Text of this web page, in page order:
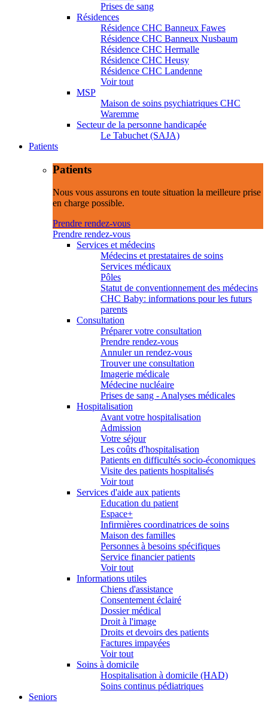
Prises de sang
Résidences
Résidence CHC Banneux Fawes
Résidence CHC Banneux Nusbaum
Résidence CHC Hermalle
Résidence CHC Heusy
Résidence CHC Landenne
Voir tout
MSP
Maison de soins psychiatriques CHC
Waremme
Secteur de la personne handicapée
Le Tabuchet (SAJA)
Patients
Patients
Nous vous assurons en toute situation la meilleure prise
en charge possible.
Prendre rendez-vous
Prendre rendez-vous
Services et médecins
Médecins et prestataires de soins
Services médicaux
Pôles
Statut de conventionnement des médecins
CHC Baby: informations pour les futurs
parents
Consultation
Préparer votre consultation
Prendre rendez-vous
Annuler un rendez-vous
Trouver une consultation
Imagerie médicale
Médecine nucléaire
Prises de sang - Analyses médicales
Hospitalisation
Avant votre hospitalisation
Admission
Votre séjour
Les coûts d'hospitalisation
Patients en difficultés socio-économiques
Visite des patients hospitalisés
Voir tout
Services d'aide aux patients
Education du patient
Espace+
Infirmières coordinatrices de soins
Maison des familles
Personnes à besoins spécifiques
Service financier patients
Voir tout
Informations utiles
Chiens d'assistance
Consentement éclairé
Dossier médical
Droit à l'image
Droits et devoirs des patients
Factures impayées
Voir tout
Soins à domicile
Hospitalisation à domicile (HAD)
Soins continus pédiatriques
Seniors